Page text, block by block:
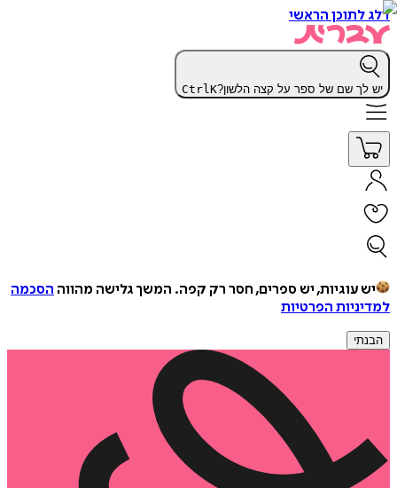
דלג לתוכן הראשי
יש לך שם של ספר על קצה הלשון? CtrlK
יש עוגיות, יש ספרים, חסר רק קפה. המשך גלישה מהווה הסכמה
למדיניות הפרטיות
הבנתי